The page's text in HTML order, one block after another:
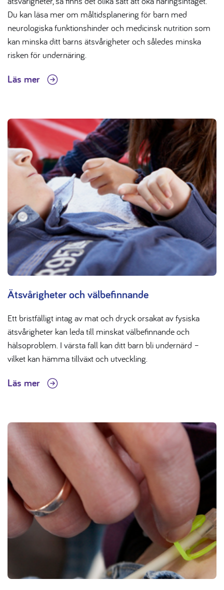
Du kan läsa mer om måltidsplanering för barn med
neurologiska funktionshinder och medicinsk nutrition som
kan minska ditt barns ätsvårigheter och således minska
risken för undernäring.
Läs mer
Ätsvårigheter och välbefinnande
Ett bristfälligt intag av mat och dryck orsakat av fysiska
ätsvårigheter kan leda till minskat välbefinnande och
hälsoproblem. I värsta fall kan ditt barn bli undernärd –
vilket kan hämma tillväxt och utveckling.
Läs mer